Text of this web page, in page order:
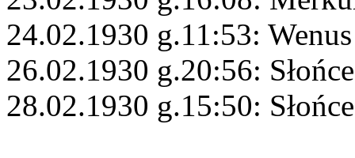
24.02.1930 g.11:53:
26.02.1930 g.20:56:
28.02.1930 g.15:50: